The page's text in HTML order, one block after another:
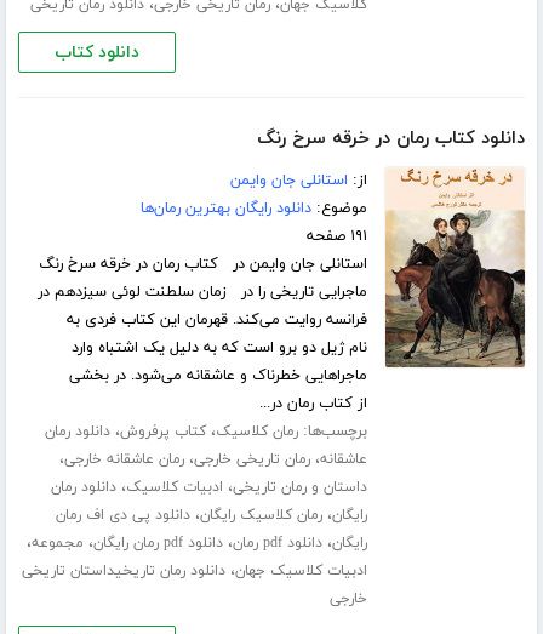
کلاسیک جهان،رمان تاریخی خارجی،دانلود رمان تاریخی
دانلود کتاب
دانلود کتاب رمان در خرقه سرخ رنگ
از: استانلی جان وایمن
موضوع:دانلود رایگان بهترین رمان‌ها
۱۹۱ صفحه
استانلی جان وایمن در کتاب رمان در خرقه سرخ رنگ
ماجرایی تاریخی را در زمان سلطنت لوئی سیزدهم در
فرانسه روایت می‌کند. قهرمان این کتاب فردی به
نام ژیل دو برو است که به دلیل یک اشتباه وارد
ماجراهایی خطرناک و عاشقانه می‌شود. در بخشی
از کتاب رمان در...
برچسب‌ها:رمان کلاسیک،کتاب پرفروش،دانلود رمان
عاشقانه،رمان تاریخی خارجی،رمان عاشقانه خارجی،
داستان و رمان تاریخی، ادبیات کلاسیک،دانلود رمان
رایگان،رمان کلاسیک رایگان،دانلود پی دی اف رمان
رایگان،دانلود pdf رمان ،دانلود pdf رمان رایگان ، مجموعه،
ادبیات کلاسیک جهان،دانلود رمان تاریخیداستان تاریخی
خارجی